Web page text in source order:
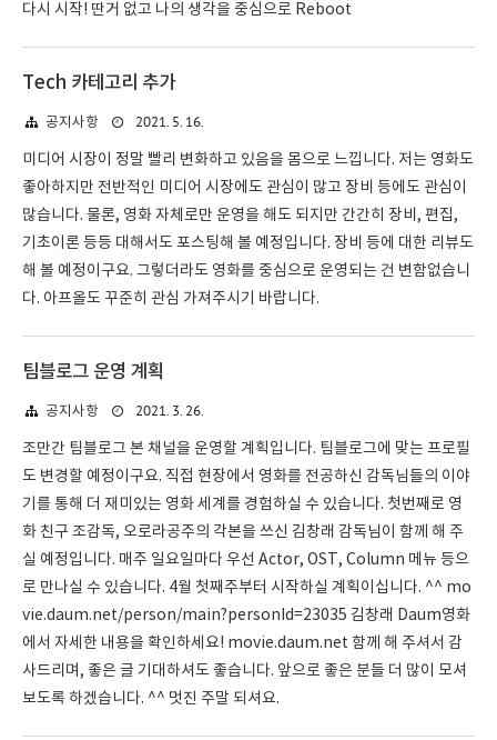
다시 시작! 딴거 없고 나의 생각을 중심으로 Reboot
Tech 카테고리 추가
공지사항 2021. 5. 16.
미디어 시장이 정말 빨리 변화하고 있음을 몸으로 느낍니다. 저는 영화도
좋아하지만 전반적인 미디어 시장에도 관심이 많고 장비 등에도 관심이
많습니다. 물론, 영화 자체로만 운영을 해도 되지만 간간히 장비, 편집,
기초이론 등등 대해서도 포스팅해 볼 예정입니다. 장비 등에 대한 리뷰도
해 볼 예정이구요. 그렇더라도 영화를 중심으로 운영되는 건 변함없습니
다. 아프올도 꾸준히 관심 가져주시기 바랍니다.
팀블로그 운영 계획
공지사항 2021. 3. 26.
조만간 팀블로그 본 채널을 운영할 계획입니다. 팀블로그에 맞는 프로필
도 변경할 예정이구요. 직접 현장에서 영화를 전공하신 감독님들의 이야
기를 통해 더 재미있는 영화 세계를 경험하실 수 있습니다. 첫번째로 영
화 친구 조감독, 오로라공주의 각본을 쓰신 김창래 감독님이 함께 해 주
실 예정입니다. 매주 일요일마다 우선 Actor, OST, Column 메뉴 등으
로 만나실 수 있습니다. 4월 첫째주부터 시작하실 계획이십니다. ^^ mo
vie.daum.net/person/main?personId=23035 김창래 Daum영화
에서 자세한 내용을 확인하세요! movie.daum.net 함께 해 주셔서 감
사드리며, 좋은 글 기대하셔도 좋습니다. 앞으로 좋은 분들 더 많이 모셔
보도록 하겠습니다. ^^ 멋진 주말 되셔요.